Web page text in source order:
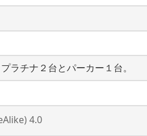
ラチナ２台とパーカー１台。
4.0